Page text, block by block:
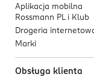
Aplikacja mobilna
Rossmann PL i Klub
Drogeria
Marki
Obsługa klienta